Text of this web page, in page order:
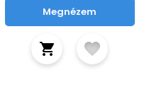
Megnézem